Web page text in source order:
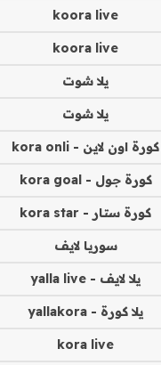
koora live
koora live
يلا شوت
يلا شوت
كورة اون لاين - kora onli
كورة جول - kora goal
كورة ستار - kora star
سوريا لايف
يلا لايف - yalla live
يلا كورة - yallakora
kora live